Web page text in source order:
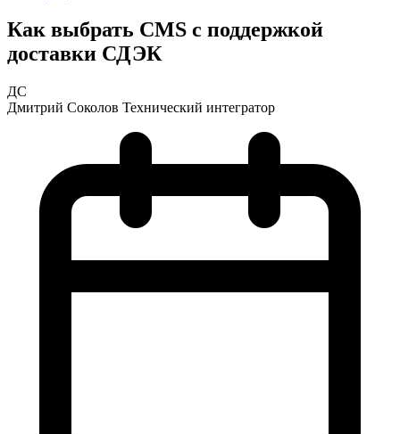
Как выбрать CMS с поддержкой
доставки СДЭК
ДС
Дмитрий Соколов Технический интегратор